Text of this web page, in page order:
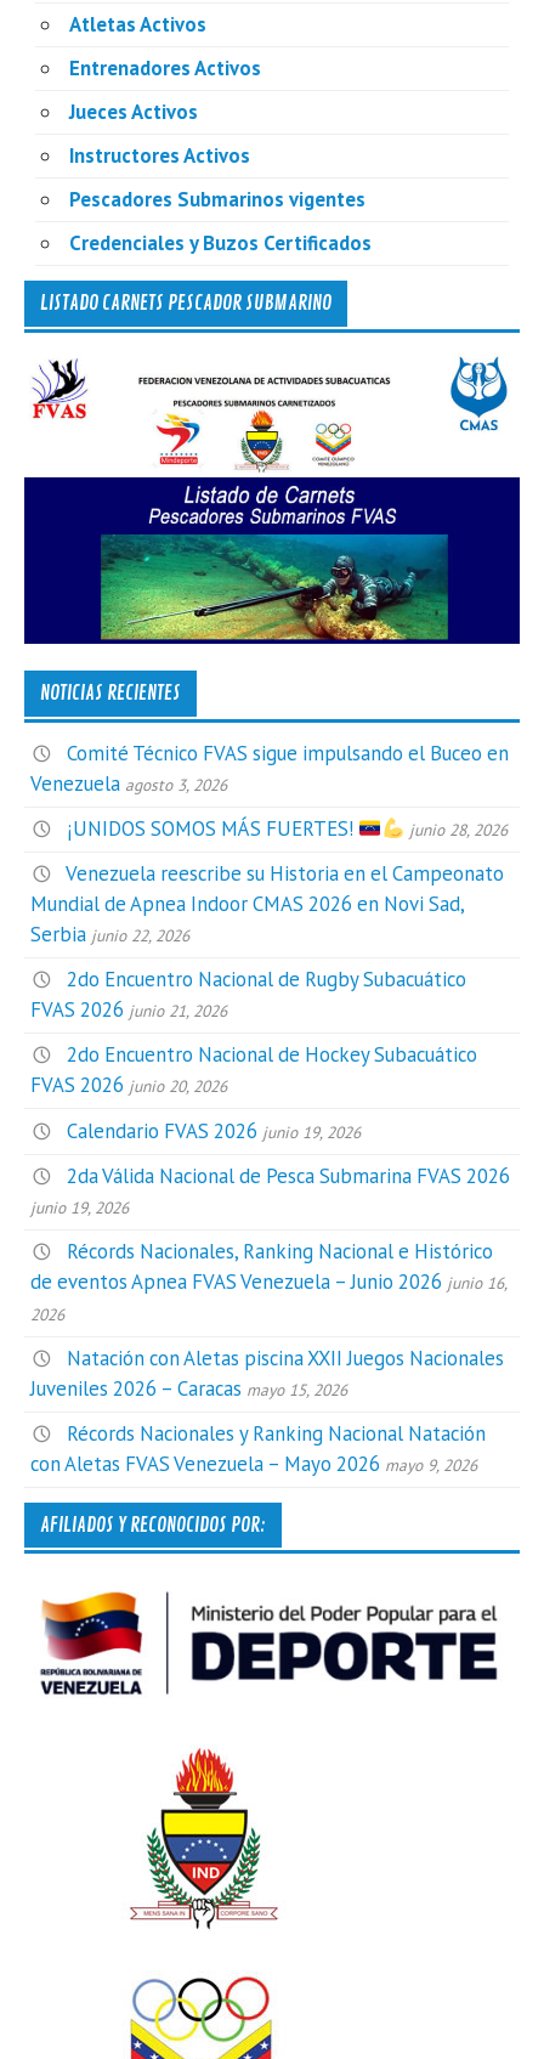
Atletas Activos
Entrenadores Activos
Jueces Activos
Instructores Activos
Pescadores Submarinos vigentes
Credenciales y Buzos Certificados
LISTADO CARNETS PESCADOR SUBMARINO
NOTICIAS RECIENTES
Comité Técnico FVAS sigue impulsando el Buceo en
Venezuela agosto 3, 2026
¡UNIDOS SOMOS MÁS FUERTES! junio 28, 2026
Venezuela reescribe su Historia en el Campeonato
Mundial de Apnea Indoor CMAS 2026 en Novi Sad,
Serbia junio 22, 2026
2do Encuentro Nacional de Rugby Subacuático
FVAS 2026 junio 21, 2026
2do Encuentro Nacional de Hockey Subacuático
FVAS 2026 junio 20, 2026
Calendario FVAS 2026 junio 19, 2026
2da Válida Nacional de Pesca Submarina FVAS 2026
junio 19, 2026
Récords Nacionales, Ranking Nacional e Histórico
de eventos Apnea FVAS Venezuela – Junio 2026 junio 16,
2026
Natación con Aletas piscina XXII Juegos Nacionales
Juveniles 2026 – Caracas mayo 15, 2026
Récords Nacionales y Ranking Nacional Natación
con Aletas FVAS Venezuela – Mayo 2026 mayo 9, 2026
AFILIADOS Y RECONOCIDOS POR: